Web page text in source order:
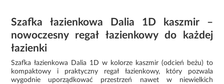
Szafka łazienkowa Dalia 1D kaszmir –
nowoczesny regał łazienkowy do każdej
łazienki
Szafka łazienkowa Dalia 1D w kolorze kaszmir (odcień beżu) to
kompaktowy i praktyczny regał łazienkowy, który pozwala
wygodnie uporządkować przestrzeń nawet w niewielkich